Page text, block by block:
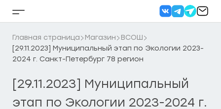
Кнопка
бокового
меню
Главная страница Магазин
ВСОШ
[29.11.2023] Муниципальный этап по Экологии 2023-
2024 г. Санкт-Петербург 78 регион
[29.11.2023] Муниципальный
этап по Экологии 2023-2024 г.